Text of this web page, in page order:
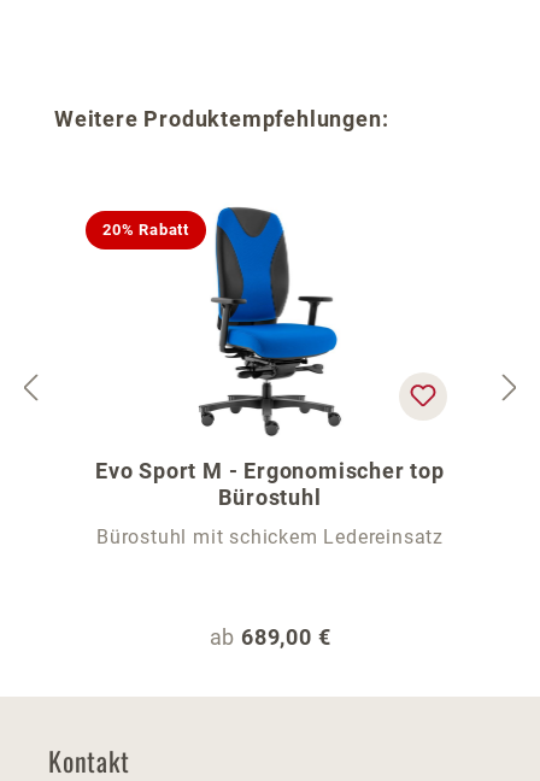
Produktgalerie überspringen
Weitere Produktempfehlungen:
20% Rabatt
Evo Sport M - Ergonomischer top
Bürostuhl
Bürostuhl mit schickem Ledereinsatz
Regulärer Preis:
ab 689,00 €
Kontakt